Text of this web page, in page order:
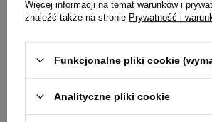
Do koszyka
Więcej informacji na temat warunków i
znaleźć także na stronie Prywatność i
Funkcjonalne pliki cookie
Analityczne pliki cookie